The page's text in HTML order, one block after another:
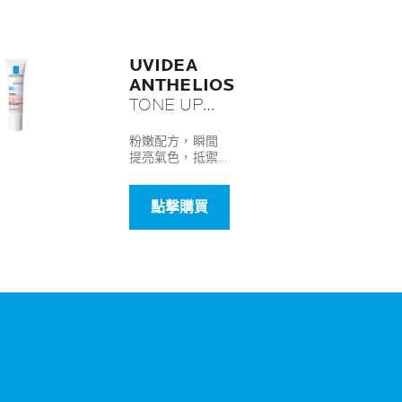
UVIDEA
ANTHELIOS
TONE UP
(ROSY)
每日高效提
亮防曬霜 (粉
色)
粉嫩配方，瞬間
提亮氣色，抵禦
點撃購買